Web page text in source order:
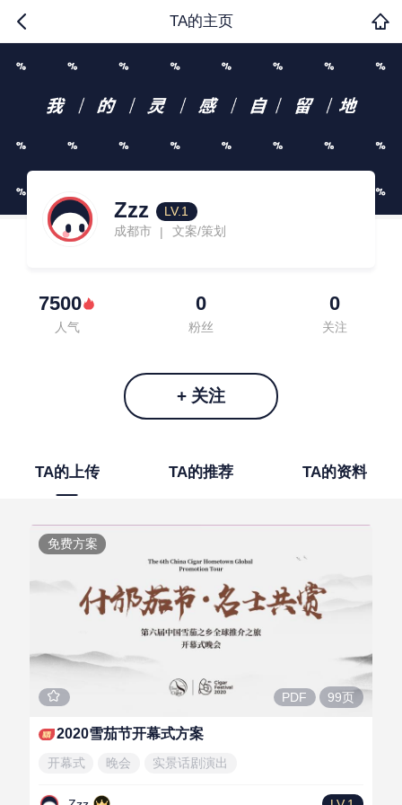
TA的主页
Zzz
LV.1
成都市
| 文案/策划
7500
人气
0
粉丝
0
关注
+ 关注
TA的上传 TA的推荐 TA的资料
免费方案
PDF 99页
2020雪茄节开幕式方案
开幕式 晚会 实景话剧演出